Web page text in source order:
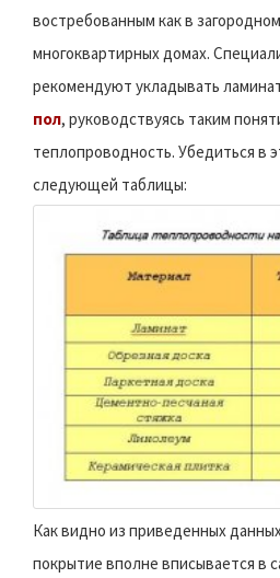
востребованным как в
многоквартирных домах.
рекомендуют укладывать
пол, руководствуясь таким
теплопроводность. Убедиться в
следующей таблицы:
Как видно из приведенных
покрытие вполне вписывается в